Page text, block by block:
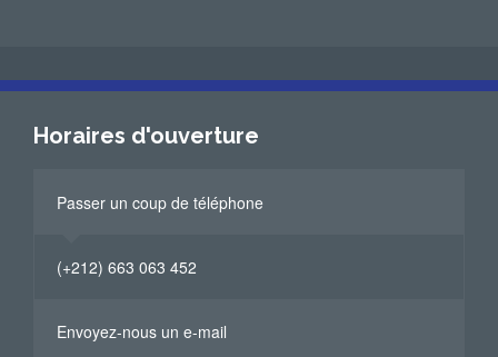
Horaires d'ouverture
Passer un coup de téléphone
(+212) 663 063 452
Envoyez-nous un e-mail